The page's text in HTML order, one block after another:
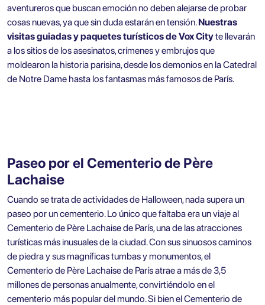
aventureros que buscan emoción no deben alejarse de probar
cosas nuevas, ya que sin duda estarán en tensión.Nuestras
visitas guiadas y paquetes turísticos de Vox Cityte llevarán
a los sitios de los asesinatos, crímenes y embrujos que
moldearon la historia parisina, desde los demonios en laCatedral
de Notre Dame hasta los fantasmas más famosos de París.
Paseo por el Cementerio de Père
Lachaise
Cuando se trata de actividades de Halloween, nada supera un
paseo por un cementerio. Lo único que faltaba era un viaje al
Cementerio de Père Lachaise de París, una de las atracciones
turísticas más inusuales de la ciudad. Con sus sinuosos caminos
de piedra y sus magníficas tumbas y monumentos, el
Cementerio de Père Lachaise de París atrae a más de 3,5
millones de personas anualmente, convirtiéndolo en el
cementerio más popular del mundo. Si bien el Cementerio de